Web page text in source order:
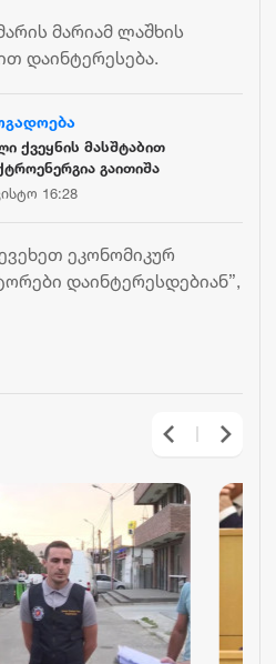
მარიამ ლაშხის
დაინტერესება.
ქვეყნის მასშტაბით
გაითიშა
16:28
ეკონომიკურ
დაინტერესდებიან”,
მიზანი - ოქროს ბურთი
ჩემპიონთა ლიგის მესამედ
- ფრანგული გამოცემა